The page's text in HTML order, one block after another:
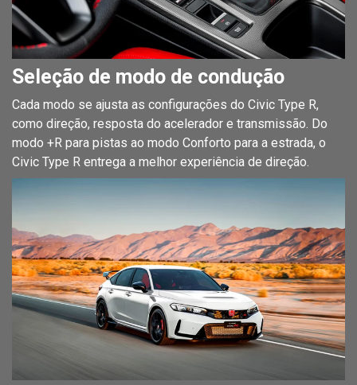
Seleção de modo de condução
Cada modo se ajusta as configurações do Civic Type R,
como direção, resposta do acelerador e transmissão. Do
modo +R para pistas ao modo Conforto para a estrada, o
Civic Type R entrega a melhor experiência de direção.